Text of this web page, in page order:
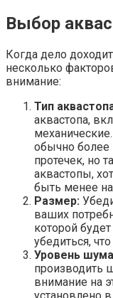
Выбор
Когда дело
несколько
внимание:
Тип
аквастопа,
обычно
протечек, но
аквастопы,
быть менее
Размер:
ваших
которой
убедиться,
Уровень
производить
внимание на
установлено